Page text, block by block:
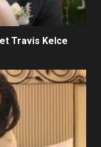
Travis Kelce